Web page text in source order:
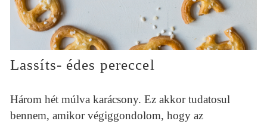
Lassíts- édes pereccel
Három hét múlva karácsony. Ez akkor tudatosul
bennem, amikor végiggondolom, hogy az